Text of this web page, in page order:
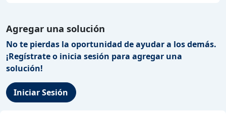
Agregar una solución
No te pierdas la oportunidad de ayudar a los demás.
¡Regístrate o inicia sesión para agregar una
solución!
Iniciar Sesión